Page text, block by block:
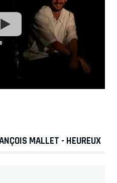
MALLET - HEUREUX